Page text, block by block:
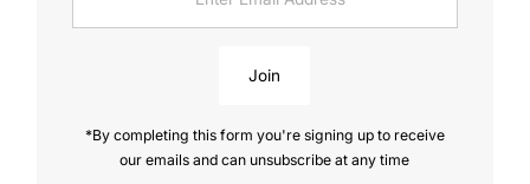
Address
Join
*By completing this form you're signing up to receive
our emails and can unsubscribe at any time